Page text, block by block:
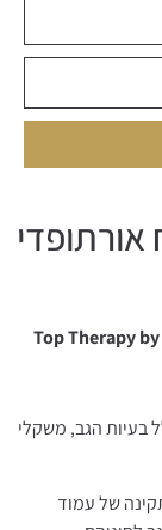
Top Therapy
בעיות הגב, משקלי
של עמוד